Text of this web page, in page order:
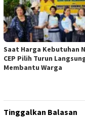
Saat Harga Kebutuhan
CEP Pilih Turun
Membantu Warga
Tinggalkan Balasan